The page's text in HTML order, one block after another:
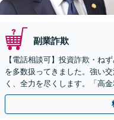
副業詐欺
【電話相談可】投資詐欺・ね
を多数扱ってきました。強い
く、全力を尽くします。「高
った」等、まずはお電話くだ